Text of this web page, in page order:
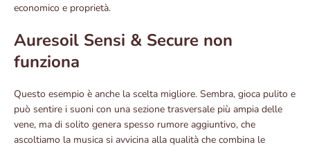
economico e proprietà.
Auresoil Sensi & Secure non
funziona
Questo esempio è anche la scelta migliore. Sembra, gioca pulito e
può sentire i suoni con una sezione trasversale più ampia delle
vene, ma di solito genera spesso rumore aggiuntivo, che
ascoltiamo la musica si avvicina alla qualità che combina le